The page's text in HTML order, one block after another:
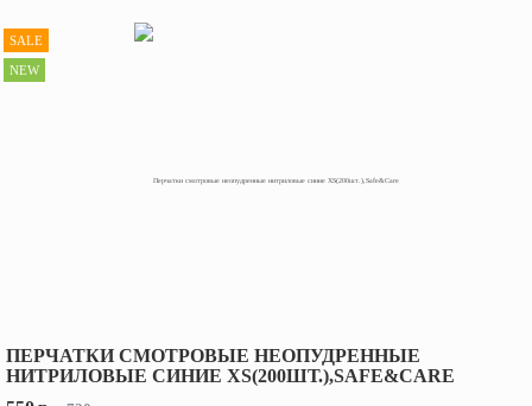
ПЕРЧАТКИ СМОТРОВЫЕ НЕОПУДРЕННЫЕ
НИТРИЛОВЫЕ СИНИЕ XS(200ШТ.),SAFE&CARE
SALE
NEW